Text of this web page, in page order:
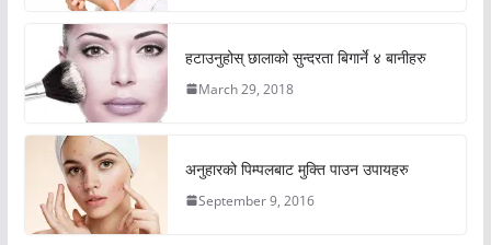
हटाउनुहोस् छालाको सुन्दरता बिगार्ने ४ बानीहरु
March 29, 2018
अनुहारको पिम्पलबाट मुक्ति पाउन उपायहरु
September 9, 2016